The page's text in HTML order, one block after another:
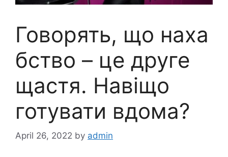
Говорять, що наха
бство – це друге
щастя. Навіщо
готувати вдома?
April 26, 2022 by admin